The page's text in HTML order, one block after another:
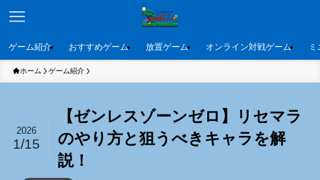
ゲーム紹介 おすすめゲーム 放置ゲーム オンライン対戦ゲーム
ホーム ゲーム紹介
【ゼンレスゾーンゼロ】リセマラ
のやり方と狙うべきキャラを解
説！
2026
1/15